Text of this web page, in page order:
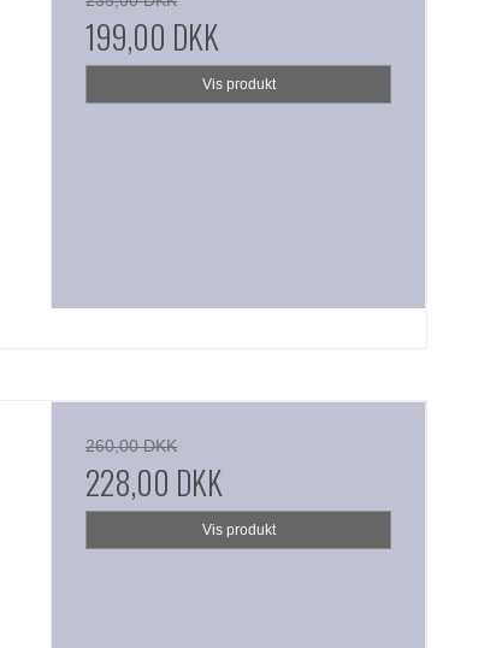
199,00 DKK
Vis produkt
260,00 DKK
228,00 DKK
Vis produkt